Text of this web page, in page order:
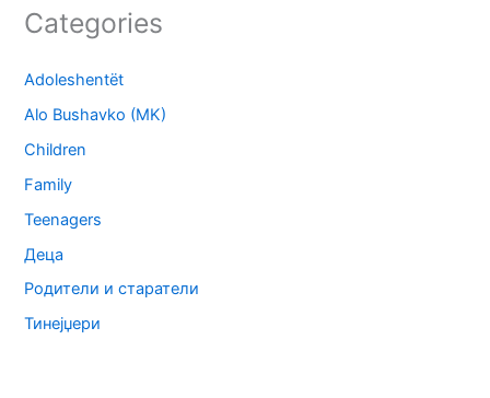
Categories
Adoleshentët
Alo Bushavko (MK)
Children
Family
Teenagers
Деца
Родители и старатели
Тинејџери